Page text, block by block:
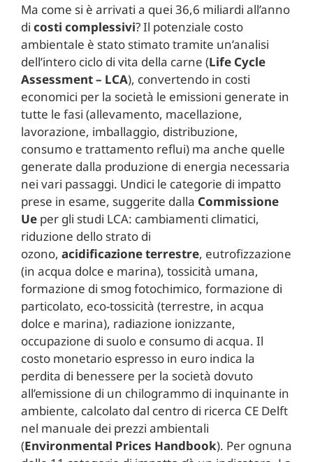
Ma come si è arrivati a quei 36,6 miliardi all’anno
di costi complessivi? Il potenziale costo
ambientale è stato stimato tramite un’analisi
dell’intero ciclo di vita della carne (Life Cycle
Assessment – LCA), convertendo in costi
economici per la società le emissioni generate in
tutte le fasi (allevamento, macellazione,
lavorazione, imballaggio, distribuzione,
consumo e trattamento reflui) ma anche quelle
generate dalla produzione di energia necessaria
nei vari passaggi. Undici le categorie di impatto
prese in esame, suggerite dalla Commissione
Ueper gli studi LCA: cambiamenti climatici,
riduzione dello strato di
ozono, acidificazioneterrestre, eutrofizzazione
(in acqua dolce e marina), tossicità umana,
formazione di smog fotochimico, formazione di
particolato, eco-tossicità (terrestre, in acqua
dolce e marina), radiazione ionizzante,
occupazione di suolo e consumo di acqua. Il
costo monetario espresso in euro indica la
perdita di benessere per la società dovuto
all’emissione di un chilogrammo di inquinante in
ambiente, calcolato dal centro di ricerca CE Delft
nel manuale dei prezzi ambientali
(Environmental Prices Handbook). Per ognuna